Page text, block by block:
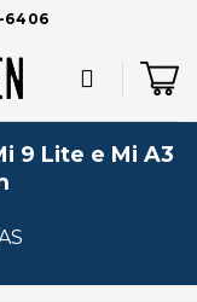
6406
9 Lite e Mi A3